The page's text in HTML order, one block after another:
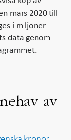
mars 2020 till
i miljoner
data genom
av